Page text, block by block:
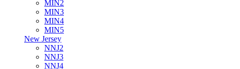
MIN2
MIN3
MIN4
MIN5
New Jersey
NNJ2
NNJ3
NNJ4